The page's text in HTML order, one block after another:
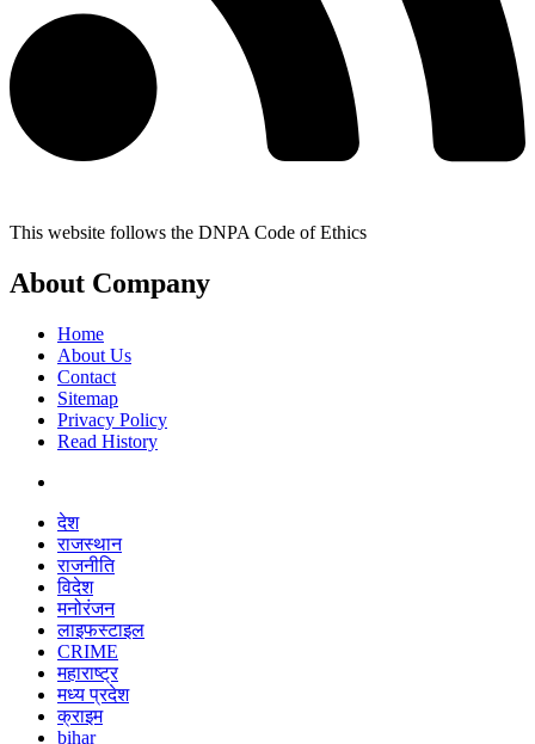
This website follows the DNPA Code of Ethics
About Company
Home
About Us
Contact
Sitemap
Privacy Policy
Read History
देश
राजस्थान
राजनीति
विदेश
मनोरंजन
लाइफस्टाइल
CRIME
महाराष्ट्र
मध्य प्रदेश
क्राइम
bihar